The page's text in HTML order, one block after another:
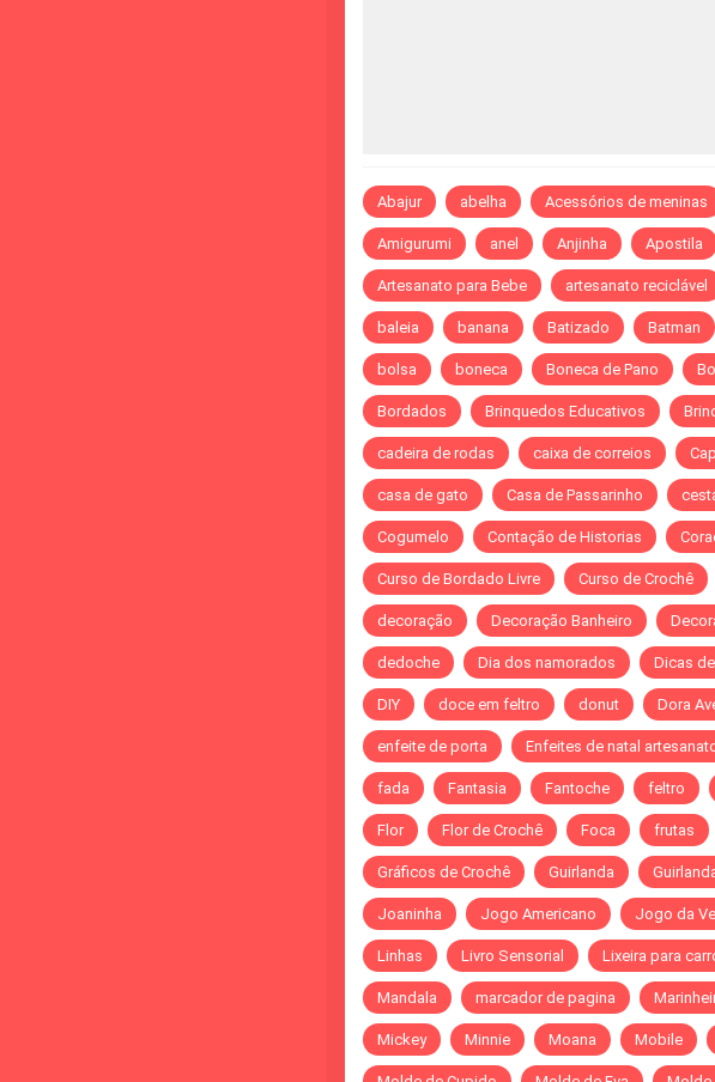
Abajur abelha Acessórios de meninas
Amigurumi anel Anjinha Apostila
Artesanato para Bebe artesanato reciclável
baleia banana Batizado Batman
bolsa boneca Boneca de Pano
Bordados Brinquedos Educativos
cadeira de rodas caixa de correios
casa de gato Casa de Passarinho
Cogumelo Contação de Historias
Curso de Bordado Livre Curso de Crochê
decoração Decoração Banheiro
dedoche Dia dos namorados Dicas
DIY doce em feltro donut Dora
enfeite de porta Enfeites de natal
fada Fantasia Fantoche feltro
Flor Flor de Crochê Foca frutas
Gráficos de Crochê Guirlanda
Joaninha Jogo Americano Jogo da
Linhas Livro Sensorial Lixeira para
Mandala marcador de pagina
Mickey Minnie Moana Mobile